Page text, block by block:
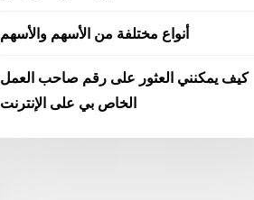
أنواع مختلفة من الأسهم والأسهم
كيف يمكنني العثور على رقم صاحب العمل
الخاص بي على الإنترنت